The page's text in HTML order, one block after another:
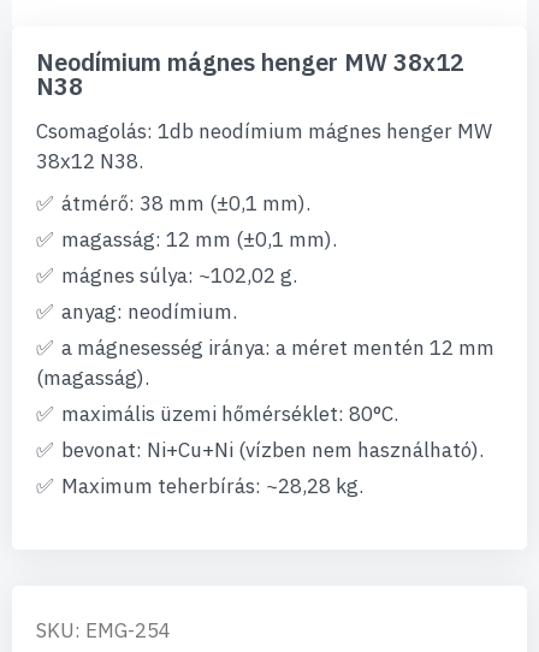
képgaléria
elejére
Neodímium mágnes henger MW 38x12
N38
Csomagolás: 1db neodímium mágnes henger MW
38x12 N38.
átmérő: 38 mm (±0,1 mm).
magasság: 12 mm (±0,1 mm).
mágnes súlya: ~102,02 g.
anyag: neodímium.
a mágnesesség iránya: a méret mentén 12 mm
(magasság).
maximális üzemi hőmérséklet: 80°C.
bevonat: Ni+Cu+Ni (vízben nem használható).
Maximum teherbírás: ~28,28 kg.
SKU: EMG-254